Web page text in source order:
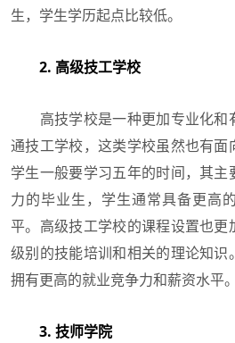
生，学生学历起点比较低。
2. 高级技工学校
高技学校是一种更加专业化和
通技工学校，这类学校虽然也有面
学生一般要学习五年的时间，其
力的毕业生，学生通常具备更高
平。高级技工学校的课程设置也更
级别的技能培训和相关的理论知识
拥有更高的就业竞争力和薪资水平。
3. 技师学院